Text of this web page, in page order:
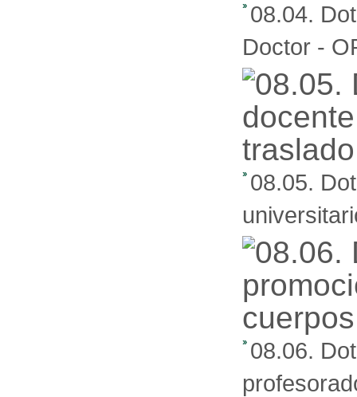
08.04.
Doctor -
08.05.
08.06.